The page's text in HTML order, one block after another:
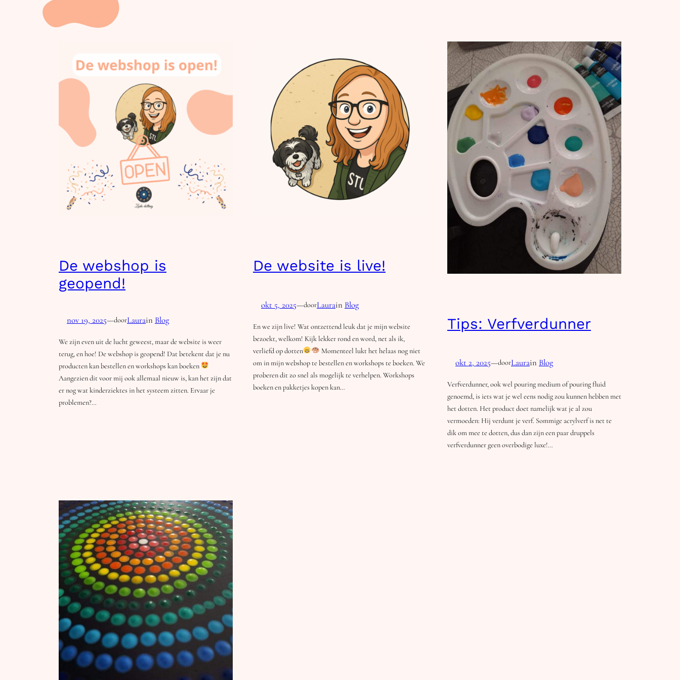
De webshop is
geopend!
nov 19, 2025—doorLaurain Blog
We zijn even uit de lucht geweest, maar de website is weer
terug, en hoe! De webshop is geopend! Dat betekent dat je nu
producten kan bestellen en workshops kan boeken
Aangezien dit voor mij ook allemaal nieuw is, kan het zijn dat
er nog wat kinderziektes in het systeem zitten. Ervaar je
problemen?…
De website is live!
okt 5, 2025—doorLaurain Blog
En we zijn live! Wat ontzettend leuk dat je mijn website
bezoekt, welkom! Kijk lekker rond en word, net als ik,
verliefd op dotten
Momenteel lukt het helaas nog niet
om in mijn webshop te bestellen en workshops te boeken. We
proberen dit zo snel als mogelijk te verhelpen. Workshops
boeken en pakketjes kopen kan…
Tips: Verfverdunner
okt 2, 2025—doorLaurain Blog
Verfverdunner, ook wel pouring medium of pouring fluid
genoemd, is iets wat je wel eens nodig zou kunnen hebben met
het dotten. Het product doet namelijk wat je al zou
vermoeden: Hij verdunt je verf. Sommige acrylverf is net te
dik om mee te dotten, dus dan zijn een paar druppels
verfverdunner geen overbodige luxe!…